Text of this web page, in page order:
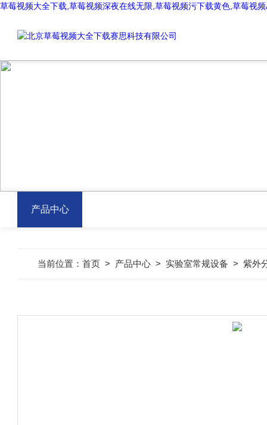
草莓视频大全下载,草莓视频深夜在线无限,草莓视频污下载黄色,草莓视
产品中心
当前位置：首页 > 产品中心 > 实验室常规设备 >紫外